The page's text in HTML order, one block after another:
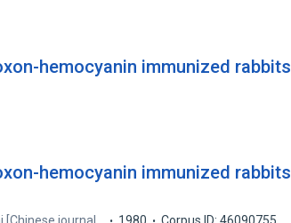
hemocyanin immunized rabbits
hemocyanin immunized rabbits